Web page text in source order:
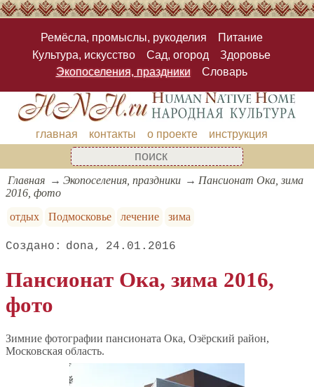
Ремёсла, промыслы, рукоделия
Питание
Культура, искусство
Сад, огород
Здоровье
Экопоселения, праздники
Словарь
главная контакты о проекте инструкция
Главная Экопоселения, праздники
Пансионат Ока, зима
2016, фото
отдых
Подмосковье лечение зима
dona 24.01.2016
Пансионат Ока, зима 2016,
фото
Зимние фотографии пансионата Ока, Озёрский район,
Московская область.